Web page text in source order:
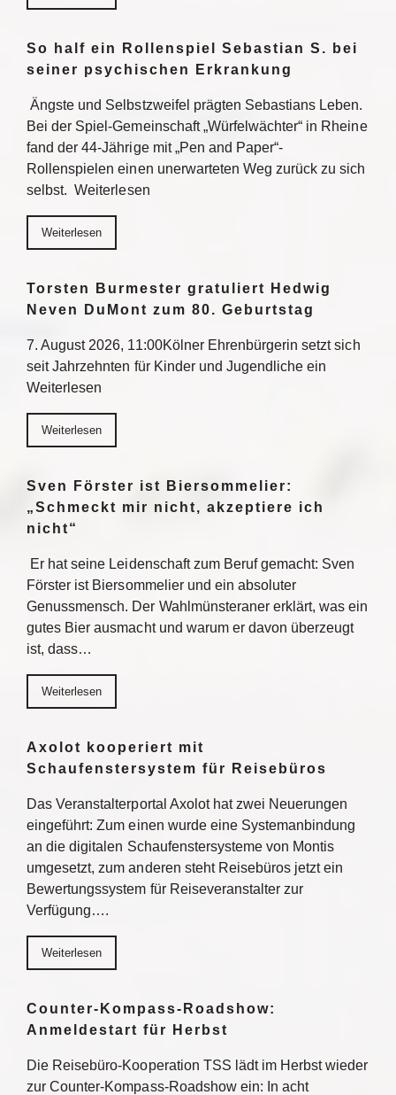
So half ein Rollenspiel Sebastian S. bei
seiner psychischen Erkrankung
Ängste und Selbstzweifel prägten Sebastians Leben.
Bei der Spiel-Gemeinschaft „Würfelwächter“ in Rheine
fand der 44-Jährige mit „Pen and Paper“-
Rollenspielen einen unerwarteten Weg zurück zu sich
selbst. Weiterlesen
Weiterlesen
Torsten Burmester gratuliert Hedwig
Neven DuMont zum 80. Geburtstag
7. August 2026, 11:00Kölner Ehrenbürgerin setzt sich
seit Jahrzehnten für Kinder und Jugendliche ein
Weiterlesen
Weiterlesen
Sven Förster ist Biersommelier:
„Schmeckt mir nicht, akzeptiere ich
nicht“
Er hat seine Leidenschaft zum Beruf gemacht: Sven
Förster ist Biersommelier und ein absoluter
Genussmensch. Der Wahlmünsteraner erklärt, was ein
gutes Bier ausmacht und warum er davon überzeugt
ist, dass…
Weiterlesen
Axolot kooperiert mit
Schaufenstersystem für Reisebüros
Das Veranstalterportal Axolot hat zwei Neuerungen
eingeführt: Zum einen wurde eine Systemanbindung
an die digitalen Schaufenstersysteme von Montis
umgesetzt, zum anderen steht Reisebüros jetzt ein
Bewertungssystem für Reiseveranstalter zur
Verfügung….
Weiterlesen
Counter-Kompass-Roadshow:
Anmeldestart für Herbst
Die Reisebüro-Kooperation TSS lädt im Herbst wieder
zur Counter-Kompass-Roadshow ein: In acht